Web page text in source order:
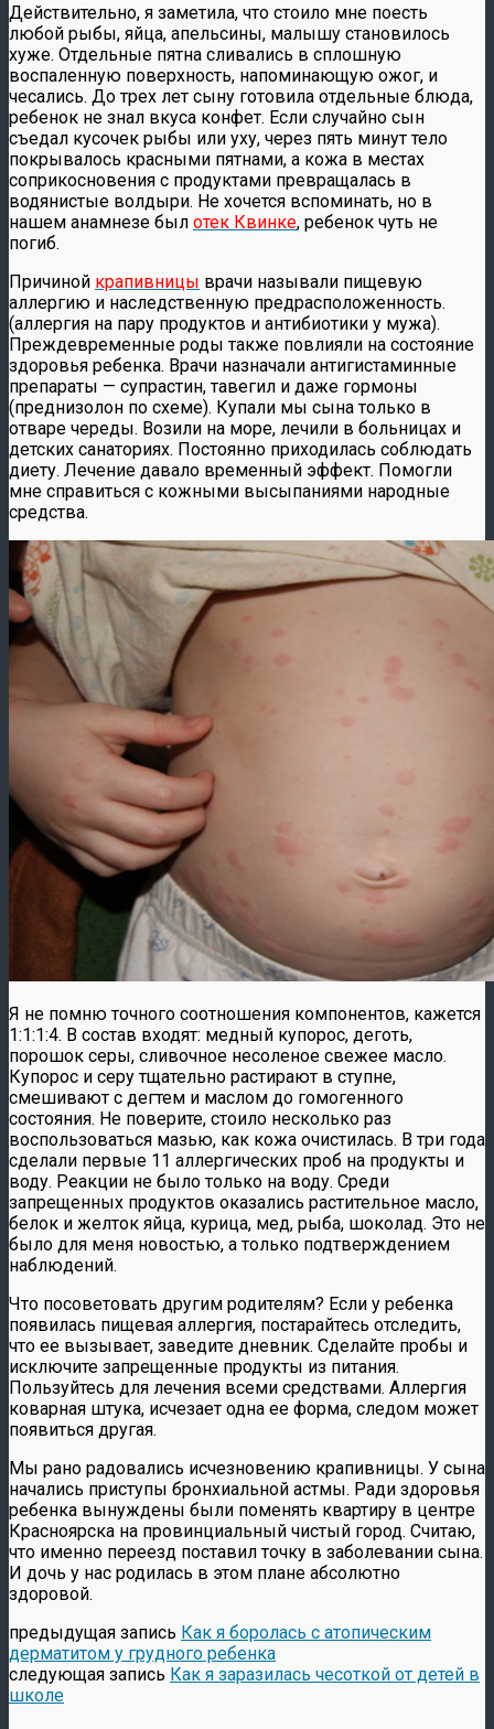
Действительно, я заметила, что стоило мне поесть
любой рыбы, яйца, апельсины, малышу становилось
хуже. Отдельные пятна сливались в сплошную
воспаленную поверхность, напоминающую ожог, и
чесались. До трех лет сыну готовила отдельные блюда,
ребенок не знал вкуса конфет. Если случайно сын
съедал кусочек рыбы или уху, через пять минут тело
покрывалось красными пятнами, а кожа в местах
соприкосновения с продуктами превращалась в
водянистые волдыри. Не хочется вспоминать, но в
нашем анамнезе был отек Квинке, ребенок чуть не
погиб.
Причиной крапивницы врачи называли пищевую
аллергию и наследственную предрасположенность.
(аллергия на пару продуктов и антибиотики у мужа).
Преждевременные роды также повлияли на состояние
здоровья ребенка. Врачи назначали антигистаминные
препараты — супрастин, тавегил и даже гормоны
(преднизолон по схеме). Купали мы сына только в
отваре череды. Возили на море, лечили в больницах и
детских санаториях. Постоянно приходилась соблюдать
диету. Лечение давало временный эффект. Помогли
мне справиться с кожными высыпаниями народные
средства.
Я не помню точного соотношения компонентов, кажется
1:1:1:4. В состав входят: медный купорос, деготь,
порошок серы, сливочное несоленое свежее масло.
Купорос и серу тщательно растирают в ступне,
смешивают с дегтем и маслом до гомогенного
состояния. Не поверите, стоило несколько раз
воспользоваться мазью, как кожа очистилась. В три года
сделали первые 11 аллергических проб на продукты и
воду. Реакции не было только на воду. Среди
запрещенных продуктов оказались растительное масло,
белок и желток яйца, курица, мед, рыба, шоколад. Это не
было для меня новостью, а только подтверждением
наблюдений.
Что посоветовать другим родителям? Если у ребенка
появилась пищевая аллергия, постарайтесь отследить,
что ее вызывает, заведите дневник. Сделайте пробы и
исключите запрещенные продукты из питания.
Пользуйтесь для лечения всеми средствами. Аллергия
коварная штука, исчезает одна ее форма, следом может
появиться другая.
Мы рано радовались исчезновению крапивницы. У сына
начались приступы бронхиальной астмы. Ради здоровья
ребенка вынуждены были поменять квартиру в центре
Красноярска на провинциальный чистый город. Считаю,
что именно переезд поставил точку в заболевании сына.
И дочь у нас родилась в этом плане абсолютно
здоровой.
предыдущая запись Как я боролась с атопическим
дерматитом у грудного ребенка
следующая запись Как я заразилась чесоткой от детей в
школе